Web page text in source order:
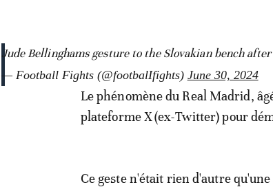
Jude Bellinghams gesture to the Slovakian bench
— Football Fights (@footbalIfights) June 30, 2024
Le phénomène du Real Madrid,
plateforme X (ex-Twitter) pour
Ce geste n'était rien d'autre